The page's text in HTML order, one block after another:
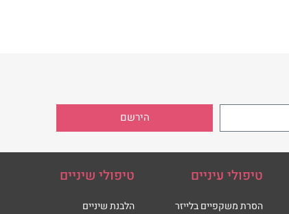
הירשם
טיפולי עיניים
הסרת משקפיים בלייזר
טיפולי שיניים
הלבנת שיניים